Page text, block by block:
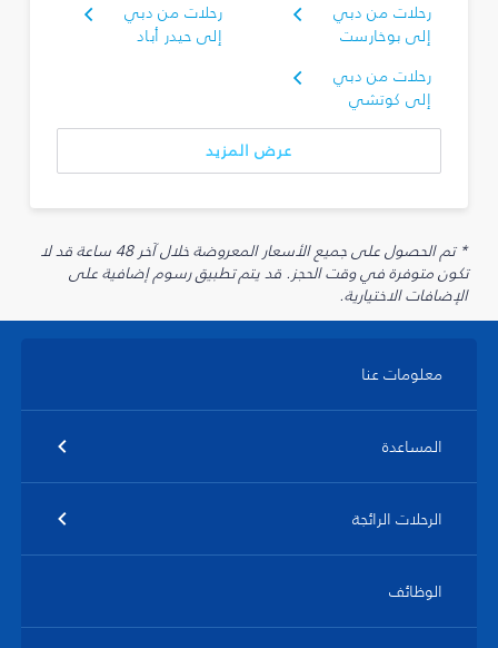
رحلات من دبي
إلى بوخارست
رحلات من دبي
إلى حيدر أباد
رحلات من دبي
إلى كوتشي
عرض المزيد
* تم الحصول على جميع الأسعار المعروضة خلال آخر 48 ساعة قد لا
تكون متوفرة في وقت الحجز. قد يتم تطبيق رسوم إضافية على
الإضافات الاختيارية.
معلومات عنا
المساعدة
الرحلات الرائجة
الوظائف